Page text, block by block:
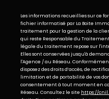
Les informations recueillies sur ce
fichier informatisé par La Boite
traitement pour la gestion de la
qui reste Responsable du
légale du traitement repose sur
Elles sont conservées jusqu'à
l'Agence / au Réseau.
disposez des droits d’accès, de
limitation et de portabilité de vos
consentement à tout moment en
Réseau. Consultez le site https://